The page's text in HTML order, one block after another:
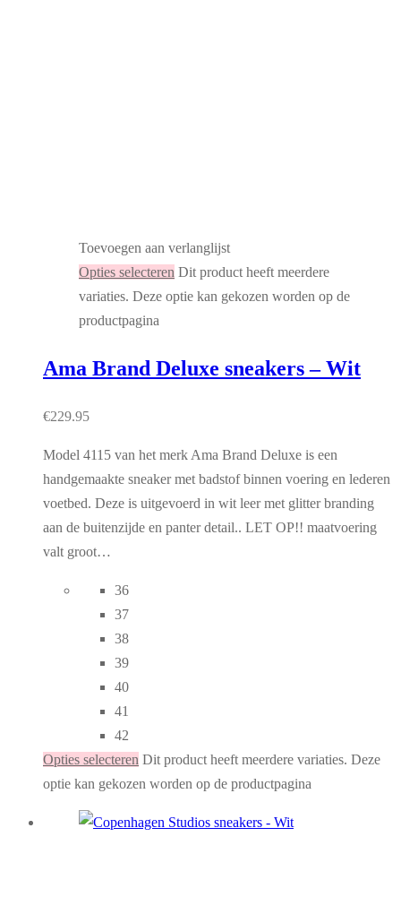
Toevoegen aan verlanglijst
Opties selecteren Dit product heeft meerdere
variaties. Deze optie kan gekozen worden op de
productpagina
Ama Brand Deluxe sneakers – Wit
€229.95
Model 4115 van het merk Ama Brand Deluxe is een
handgemaakte sneaker met badstof binnen voering en lederen
voetbed. Deze is uitgevoerd in wit leer met glitter branding
aan de buitenzijde en panter detail.. LET OP!! maatvoering
valt groot…
36
37
38
39
40
41
42
Opties selecteren Dit product heeft meerdere variaties. Deze
optie kan gekozen worden op de productpagina